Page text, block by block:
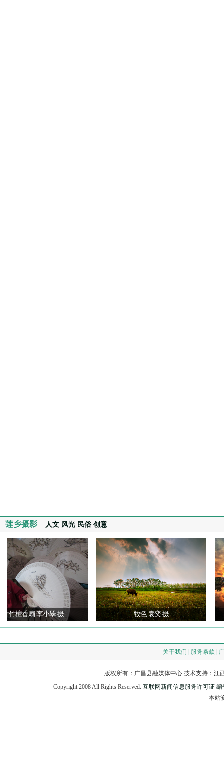
莲乡摄影 人文 风光 民俗 创意
檀香扇 李小翠 摄 牧色 袁奕 摄
关于我们 | 服务条款 |
版权所有：广昌县融媒体中心 技术支持：江
Copyright 2008 All Rights Reserved.互联网新闻信息服务许可证 编
本站